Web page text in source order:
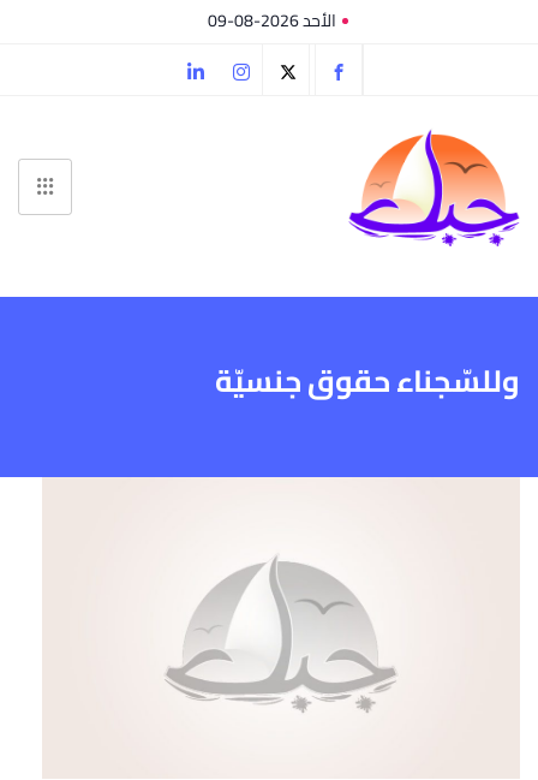
الأحد 2026-08-09
وللسّجناء حقوق جنسيّة